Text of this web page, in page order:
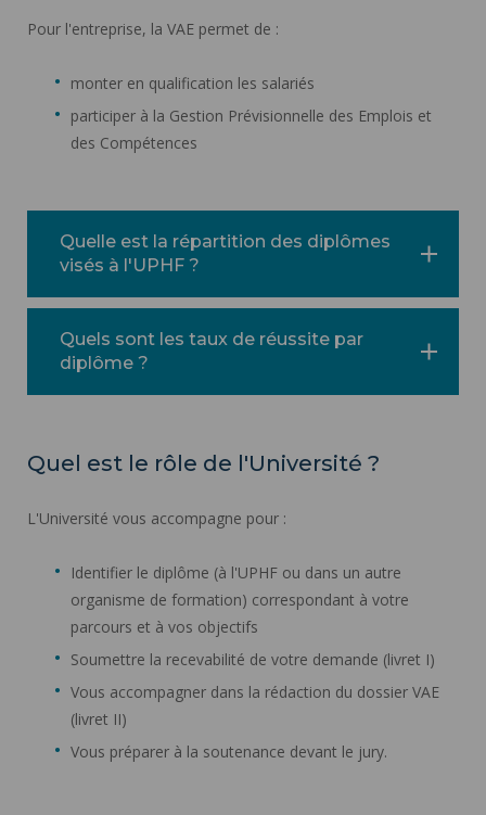
Pour l'entreprise, la VAE permet de :
monter en qualification les salariés
participer à la Gestion Prévisionnelle des Emplois et
des Compétences
Quelle est la répartition des diplômes
visés à l'UPHF ?
Quels sont les taux de réussite par
diplôme ?
Quel est le rôle de l'Université ?
L'Université vous accompagne pour :
Identifier le diplôme (à l'UPHF ou dans un autre
organisme de formation) correspondant à votre
parcours et à vos objectifs
Soumettre la recevabilité de votre demande (livret I)
Vous accompagner dans la rédaction du dossier VAE
(livret II)
Vous préparer à la soutenance devant le jury.